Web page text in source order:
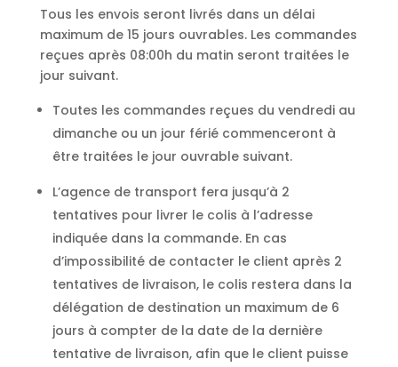
Tous les envois seront livrés dans un délai
maximum de 15 jours ouvrables. Les commandes
reçues après 08:00h du matin seront traitées le
jour suivant.
Toutes les commandes reçues du vendredi au
dimanche ou un jour férié commenceront à
être traitées le jour ouvrable suivant.
L’agence de transport fera jusqu’à 2
tentatives pour livrer le colis à l’adresse
indiquée dans la commande. En cas
d’impossibilité de contacter le client après 2
tentatives de livraison, le colis restera dans la
délégation de destination un maximum de 6
jours à compter de la date de la dernière
tentative de livraison, afin que le client puisse